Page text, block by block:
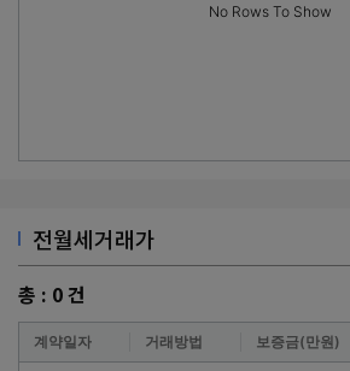
No Rows To Show
전월세거래가
총 : 0건
계약일자 거래방법 보증금(만원)